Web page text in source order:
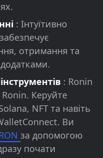
: Інтуїтивно
отримання та
: Ronin
Керуйте
NFT та навіть
Ви
за допомогою
почати